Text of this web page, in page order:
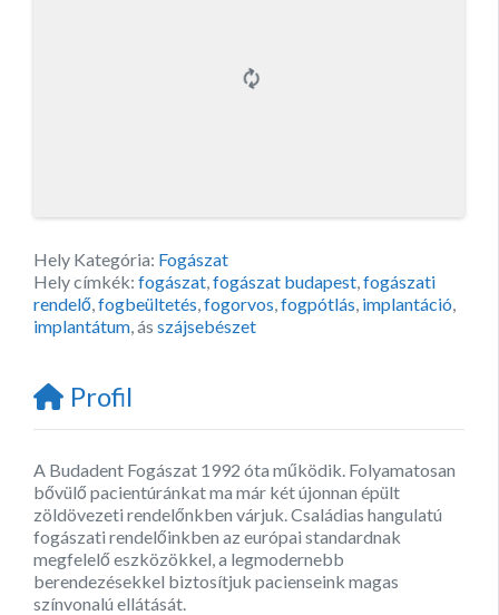
Hely Kategória: Fogászat
Hely címkék: fogászat fogászat budapest fogászati
rendelő fogbeültetés fogorvos fogpótlás implantáció
implantátum , ás szájsebészet
Profil
A Budadent Fogászat 1992 óta működik. Folyamatosan
bővülő pacientúránkat ma már két újonnan épült
zöldövezeti rendelőnkben várjuk. Családias hangulatú
fogászati rendelőinkben az európai standardnak
megfelelő eszközökkel, a legmodernebb
berendezésekkel biztosítjuk pacienseink magas
színvonalú ellátását.